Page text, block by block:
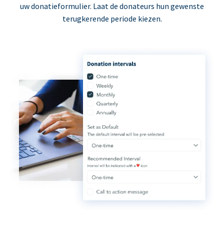
uw donatieformulier. Laat de donateurs hun gewenste
terugkerende periode kiezen.